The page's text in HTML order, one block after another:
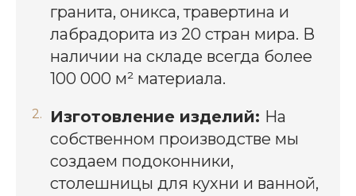
гранита, оникса, травертина и
лабрадорита из 20 стран мира. В
наличии на складе всегда более
100 000 м² материала.
Изготовление изделий: На
собственном производстве мы
создаем подоконники,
столешницы для кухни и ванной,